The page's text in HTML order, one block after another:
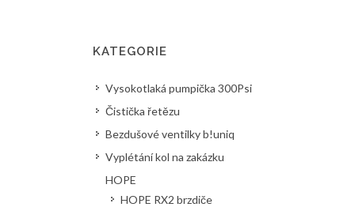
KATEGORIE
Vysokotlaká pumpička 300Psi
Čistička řetězu
Bezdušové ventilky b!uniq
Vyplétání kol na zakázku
HOPE
HOPE RX2 brzdiče